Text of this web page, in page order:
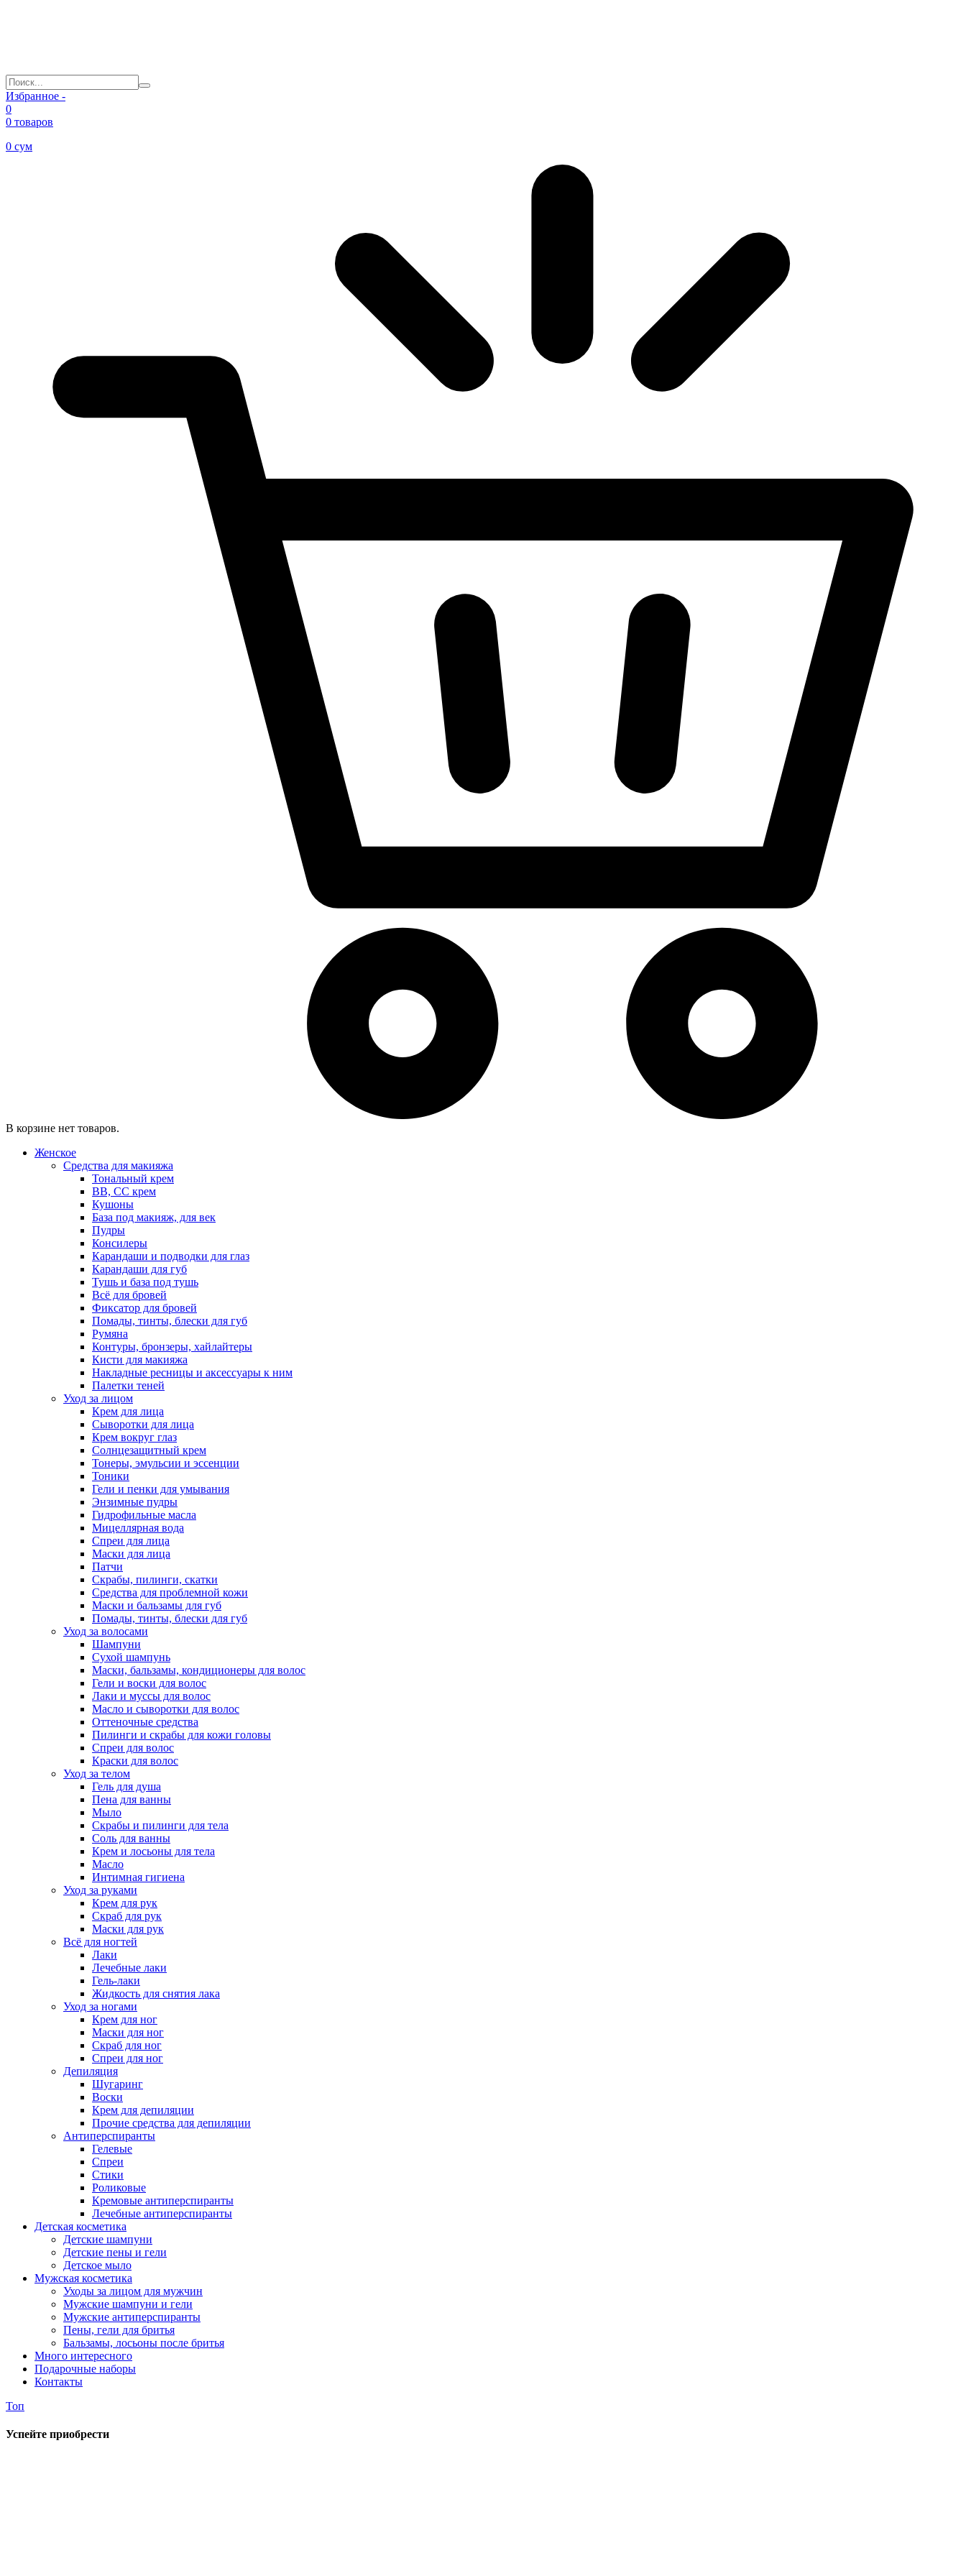
Избранное -
0
0 товаров
0 сум
В корзине нет товаров.
Женское
Средства для макияжа
Тональный крем
BB, CC крем
Кушоны
База под макияж, для век
Пудры
Консилеры
Карандаши и подводки для глаз
Карандаши для губ
Тушь и база под тушь
Всё для бровей
Фиксатор для бровей
Помады, тинты, блески для губ
Румяна
Контуры, бронзеры, хайлайтеры
Кисти для макияжа
Накладные ресницы и аксессуары к ним
Палетки теней
Уход за лицом
Крем для лица
Сыворотки для лица
Крем вокруг глаз
Солнцезащитный крем
Тонеры, эмульсии и эссенции
Тоники
Гели и пенки для умывания
Энзимные пудры
Гидрофильные масла
Мицеллярная вода
Спреи для лица
Маски для лица
Патчи
Скрабы, пилинги, скатки
Средства для проблемной кожи
Маски и бальзамы для губ
Помады, тинты, блески для губ
Уход за волосами
Шампуни
Сухой шампунь
Маски, бальзамы, кондиционеры для волос
Гели и воски для волос
Лаки и муссы для волос
Масло и сыворотки для волос
Оттеночные средства
Пилинги и скрабы для кожи головы
Спреи для волос
Краски для волос
Уход за телом
Гель для душа
Пена для ванны
Мыло
Скрабы и пилинги для тела
Соль для ванны
Крем и лосьоны для тела
Масло
Интимная гигиена
Уход за руками
Крем для рук
Скраб для рук
Маски для рук
Всё для ногтей
Лаки
Лечебные лаки
Гель-лаки
Жидкость для снятия лака
Уход за ногами
Крем для ног
Маски для ног
Скраб для ног
Спреи для ног
Депиляция
Шугаринг
Воски
Крем для депиляции
Прочие средства для депиляции
Антиперспиранты
Гелевые
Спреи
Стики
Роликовые
Кремовые антиперспиранты
Лечебные антиперспиранты
Детская косметика
Детские шампуни
Детские пены и гели
Детское мыло
Мужская косметика
Уходы за лицом для мужчин
Мужские шампуни и гели
Мужские антиперспиранты
Пены, гели для бритья
Бальзамы, лосьоны после бритья
Много интересного
Подарочные наборы
Контакты
Топ
Успейте приобрести